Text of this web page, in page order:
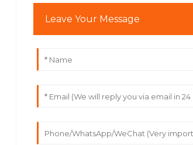
Leave Your Message